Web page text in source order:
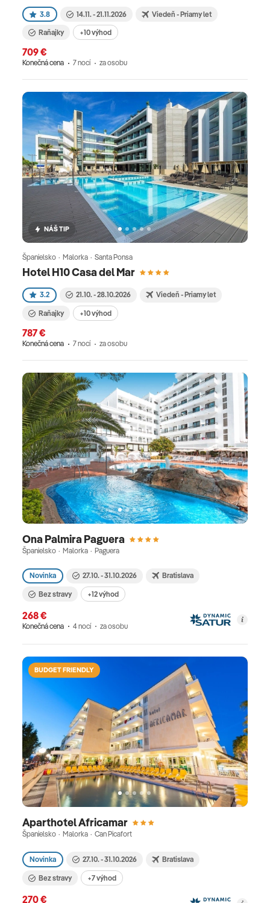
3.8 14.11. - 21.11.2026 Viedeň - Priamy let
Raňajky +10 výhod
709 €
Konečná cena 7 nocí za osobu
NÁŠ TIP
Hotel H10 Casa del Mar
Španielsko · Malorka · Santa Ponsa
3.2 21.10. - 28.10.2026 Viedeň - Priamy let
Raňajky +10 výhod
787 €
Konečná cena 7 nocí za osobu
Ona Palmira Paguera
Španielsko · Malorka · Paguera
Novinka 27.10. - 31.10.2026 Bratislava
Bez stravy +12 výhod
268 €
Konečná cena 4 nocí za osobu
BUDGET FRIENDLY
Aparthotel Africamar
Španielsko · Malorka · Can Picafort
Novinka 27.10. - 31.10.2026 Bratislava
Bez stravy +7 výhod
270 €